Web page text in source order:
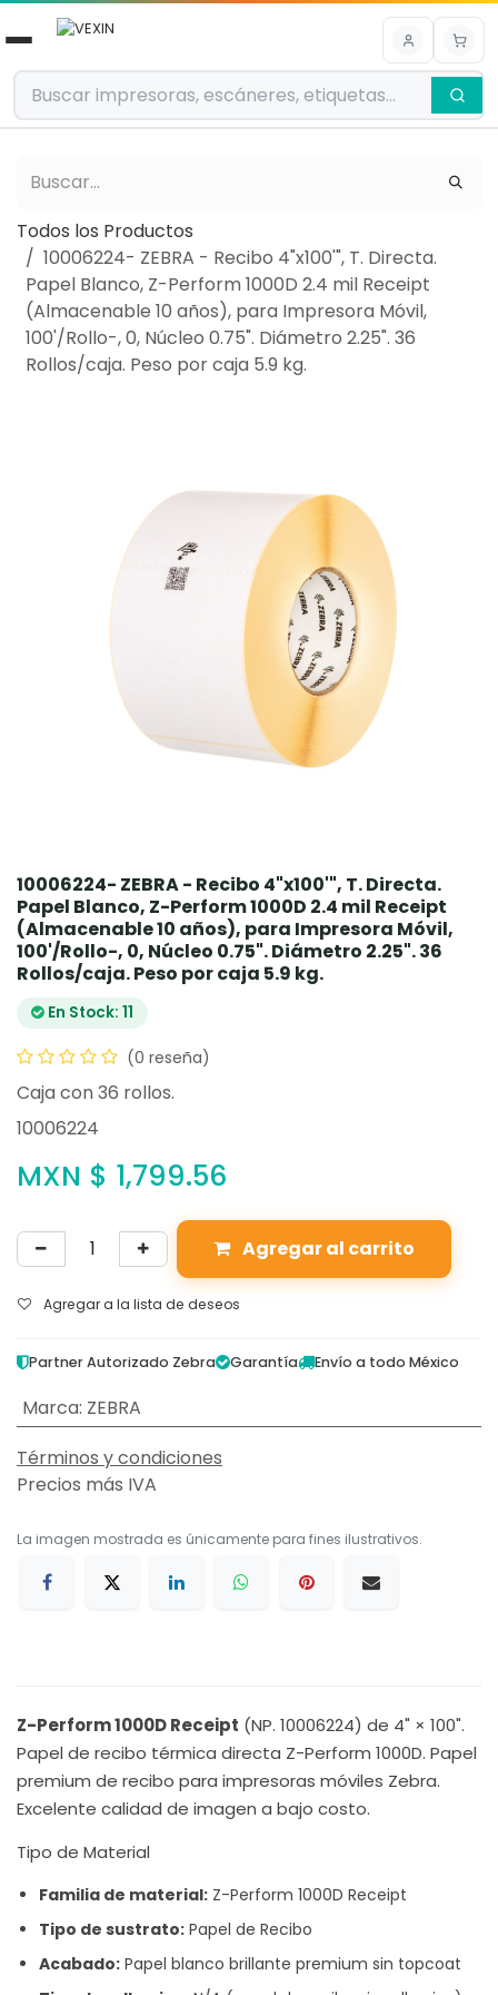
Ir al contenido
Todos los Productos
10006224- ZEBRA - Recibo 4"x100'", T. Directa.
Papel Blanco, Z-Perform 1000D 2.4 mil Receipt
(Almacenable 10 años), para Impresora Móvil,
100'/Rollo-, 0, Núcleo 0.75". Diámetro 2.25". 36
Rollos/caja. Peso por caja 5.9 kg.
10006224- ZEBRA - Recibo 4"x100'", T. Directa.
Papel Blanco, Z-Perform 1000D 2.4 mil Receipt
(Almacenable 10 años), para Impresora Móvil,
100'/Rollo-, 0, Núcleo 0.75". Diámetro 2.25". 36
Rollos/caja. Peso por caja 5.9 kg.
En Stock: 11
(0 reseña)
Caja con 36 rollos.
10006224
MXN $ 1,799.56
Agregar al carrito
Agregar a la lista de deseos
Partner Autorizado Zebra Garantía Envío a todo México
Marca: ZEBRA
Términos y condiciones
Precios más IVA
La imagen mostrada es únicamente para fines ilustrativos.
Z-Perform 1000D Receipt (NP. 10006224) de 4" × 100".
Papel de recibo térmica directa Z-Perform 1000D. Papel
premium de recibo para impresoras móviles Zebra.
Excelente calidad de imagen a bajo costo.
Tipo de Material
Familia de material: Z-Perform 1000D Receipt
Tipo de sustrato: Papel de Recibo
Acabado: Papel blanco brillante premium sin topcoat